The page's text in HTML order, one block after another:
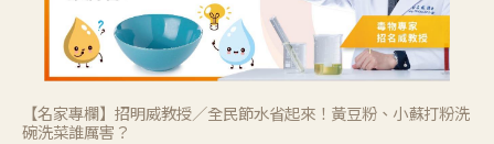
【名家專欄】招明威教授／全民節水省起來！黃豆粉、小蘇打粉洗
碗洗菜誰厲害？